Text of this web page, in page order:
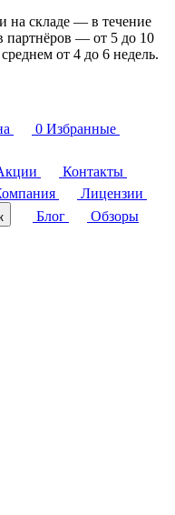
на складе — в течение
партнёров — от 5 до 10
от 4 до 6 недель.
0 Избранные
Контакты
Лицензии
Блог Обзоры